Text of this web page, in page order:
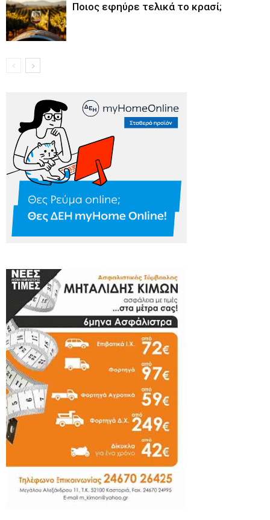
Ποιος εφηύρε τελικά το κρασί;